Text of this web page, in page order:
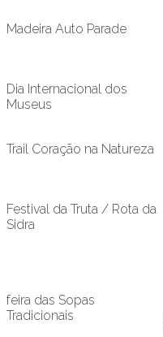
Madeira Auto Parade
Dia Internacional dos
Museus
Trail Coração na Natureza
Festival da Truta / Rota da
Sidra
feira das Sopas
Tradicionais